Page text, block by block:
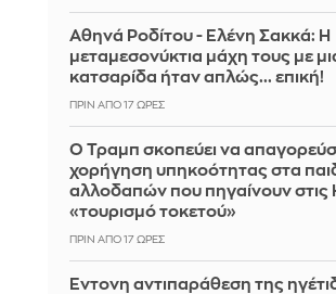
Αθηνά Ροδίτου - Ελένη Σακκά: Η
μεταμεσονύκτια μάχη τους με
κατσαρίδα ήταν απλώς... επική!
ΠΡΙΝ ΑΠΌ 17 ΏΡΕΣ
Ο Τραμπ σκοπεύει να
χορήγηση υπηκοότητας στα
αλλοδαπών που πηγαίνουν στις
«τουρισμό τοκετού»
ΠΡΙΝ ΑΠΌ 17 ΏΡΕΣ
Έντονη αντιπαράθεση της